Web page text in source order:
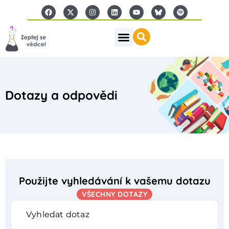
Dotazy a odpovědi
Použijte vyhledávání k vašemu dotazu
VŠECHNY DOTAZY